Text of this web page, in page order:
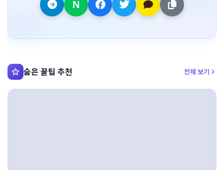
숨은 꿀팁 추천 전체 보기